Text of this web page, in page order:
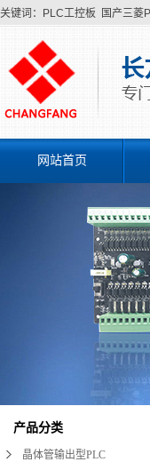
关键词： PLC工控板 国产三菱
网站首页
产品分类
晶体管输出型PLC